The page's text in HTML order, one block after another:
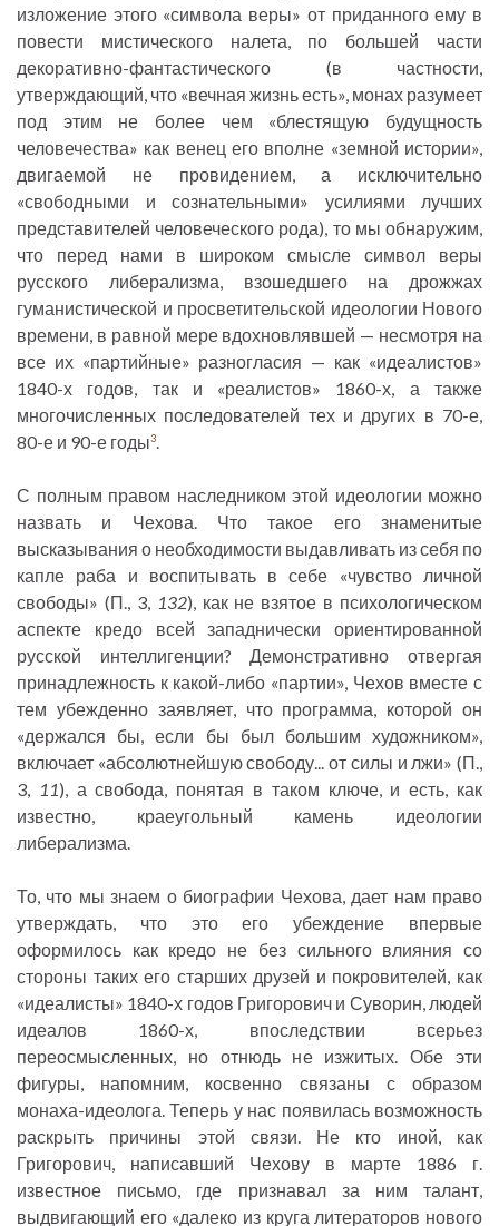
изложение этого «символа веры» от приданного ему в
повести мистического налета, по большей части
декоративно-фантастического (в частности,
утверждающий, что «вечная жизнь есть», монах разумеет
под этим не более чем «блестящую будущность
человечества» как венец его вполне «земной истории»,
двигаемой не провидением, а исключительно
«свободными и сознательными» усилиями лучших
представителей человеческого рода), то мы обнаружим,
что перед нами в широком смысле символ веры
русского либерализма, взошедшего на дрожжах
гуманистической и просветительской идеологии Нового
времени, в равной мере вдохновлявшей — несмотря на
все их «партийные» разногласия — как «идеалистов»
1840-х годов, так и «реалистов» 1860-х, а также
многочисленных последователей тех и других в 70-е,
80-е и 90-е годы3.
С полным правом наследником этой идеологии можно
назвать и Чехова. Что такое его знаменитые
высказывания о необходимости выдавливать из себя по
капле раба и воспитывать в себе «чувство личной
свободы» (П., 3, 132), как не взятое в психологическом
аспекте кредо всей западнически ориентированной
русской интеллигенции? Демонстративно отвергая
принадлежность к какой-либо «партии», Чехов вместе с
тем убежденно заявляет, что программа, которой он
«держался бы, если бы был большим художником»,
включает «абсолютнейшую свободу... от силы и лжи» (П.,
3, 11), а свобода, понятая в таком ключе, и есть, как
известно, краеугольный камень идеологии
либерализма.
То, что мы знаем о биографии Чехова, дает нам право
утверждать, что это его убеждение впервые
оформилось как кредо не без сильного влияния со
стороны таких его старших друзей и покровителей, как
«идеалисты» 1840-х годов Григорович и Суворин, людей
идеалов 1860-х, впоследствии всерьез
переосмысленных, но отнюдь не изжитых. Обе эти
фигуры, напомним, косвенно связаны с образом
монаха-идеолога. Теперь у нас появилась возможность
раскрыть причины этой связи. Не кто иной, как
Григорович, написавший Чехову в марте 1886 г.
известное письмо, где признавал за ним талант,
выдвигающий его «далеко из круга литераторов нового